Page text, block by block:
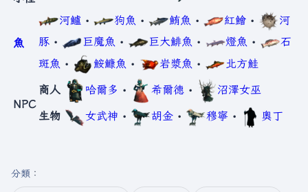
魚
河鱸 • 狗魚 • 鮪魚 • 紅鱠 •
河
豚 • 巨魔魚 • 巨大鯡魚 • 燈魚 •
石
斑魚 • 鮟鱇魚 • 岩漿魚 • 北方鮭
NPC
商人 哈爾多 • 希爾德 • 沼澤女巫
生物 女武神 • 胡金 • 穆寧 • 奧丁
分類 ：​